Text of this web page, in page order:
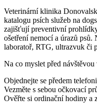
Veterinární klinika
katalogu psích služeb na
zajišťují preventivní
ošetření nemocí a úrazů psů.
laboratoř, RTG, ultrazvuk či
Na co myslet před návštěvou
Objednejte se předem
Vezměte s sebou očkovací
Ověřte si ordinační hodiny a